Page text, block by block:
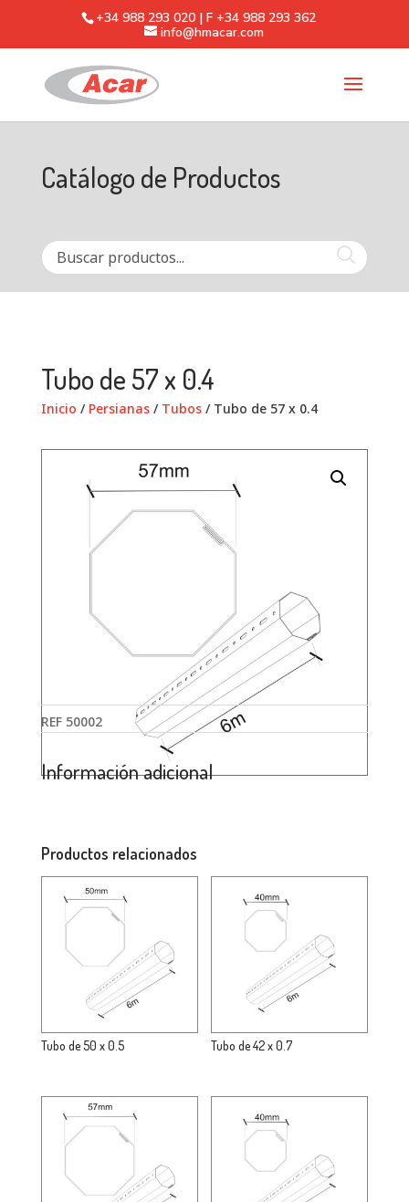
+34 988 293 020 | F +34 988 293 362
info@hmacar.com
Catálogo de Productos
Tubo de 57 x 0.4
Inicio / Persianas/ Tubos/ Tubo de 57 x 0.4
REF 50002
Información adicional
Productos relacionados
Tubo de 50 x 0.5 Tubo de 42 x 0.7